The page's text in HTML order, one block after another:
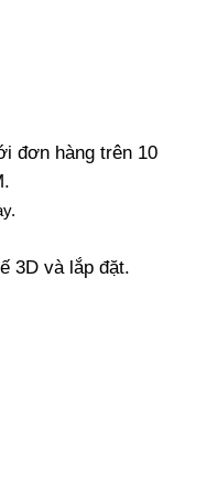
đơn hàng trên 10
3D và lắp đặt.